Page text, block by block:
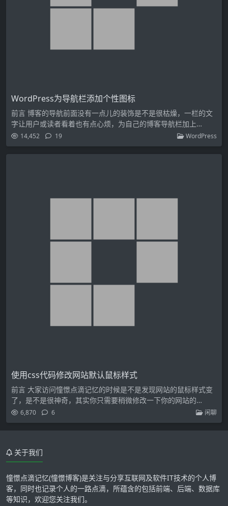
WordPress为导航栏添加个性图标
前言 博客的导航前面没有一点儿的装饰是不是很枯燥，一栏的文
字让用户或读者看着也有点心烦，为自己的博客导航栏加上…
14,452 19 WordPress
使用css代码修改网站默认鼠标样式
前言 大家访问憧憬点滴记忆的时候是不是发现网站的鼠标样式变
了，是不是很神奇，其实你只需要稍微修改一下你的网站的…
6,870 6 闲聊
关于我们
憧憬点滴记忆(憧憬博客)是关注与分享互联网及软件IT技术的个人博
客，同时也记录个人的一路点滴，所蕴含的包括前端、后端、数据库
等知识，欢迎您关注我们。